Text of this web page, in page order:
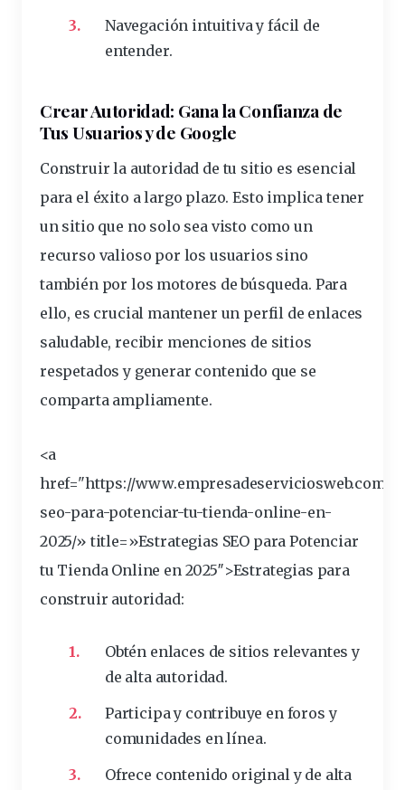
Navegación intuitiva y fácil de
entender.
Crear Autoridad: Gana la Confianza de
Tus Usuarios y de Google
Construir la autoridad de tu sitio es esencial
para el éxito a largo plazo. Esto implica tener
un sitio que no solo sea visto como un
recurso valioso por los usuarios sino
también por los motores de búsqueda. Para
ello, es crucial mantener un perfil de enlaces
saludable, recibir menciones de sitios
respetados y generar contenido que se
comparta ampliamente.
<a
href="https://www.empresadeserviciosweb.com/
seo-para-potenciar-tu-tienda-online-en-
2025/» title=»Estrategias SEO para Potenciar
tu Tienda Online en 2025″>Estrategias para
construir autoridad:
Obtén enlaces de sitios relevantes y
de alta autoridad.
Participa y contribuye en foros y
comunidades en línea.
Ofrece contenido original y de alta